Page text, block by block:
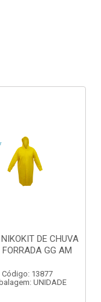
DE CHUVA
GG AM
Código: 13877
UNIDADE